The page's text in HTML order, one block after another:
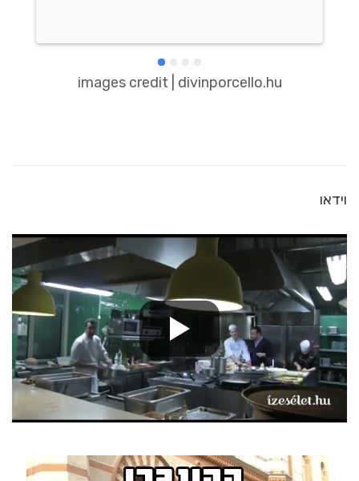
images credit | divinporcello.hu
וידאו